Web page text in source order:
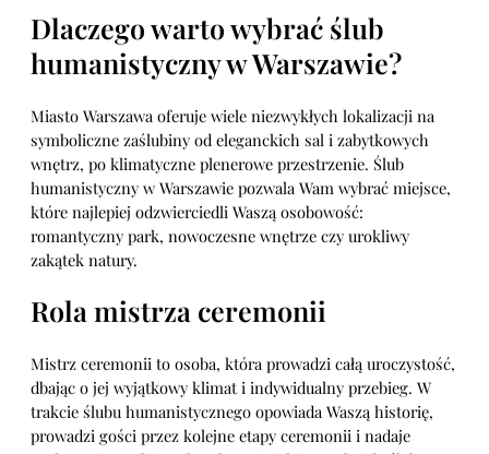
Dlaczego warto wybrać ślub
humanistyczny w Warszawie?
Miasto Warszawa oferuje wiele niezwykłych lokalizacji na
symboliczne zaślubiny od eleganckich sal i zabytkowych
wnętrz, po klimatyczne plenerowe przestrzenie. Ślub
humanistyczny w Warszawie pozwala Wam wybrać miejsce,
które najlepiej odzwierciedli Waszą osobowość:
romantyczny park, nowoczesne wnętrze czy urokliwy
zakątek natury.
Rola mistrza ceremonii
Mistrz ceremonii to osoba, która prowadzi całą uroczystość,
dbając o jej wyjątkowy klimat i indywidualny przebieg. W
trakcie ślubu humanistycznego opowiada Waszą historię,
prowadzi gości przez kolejne etapy ceremonii i nadaje